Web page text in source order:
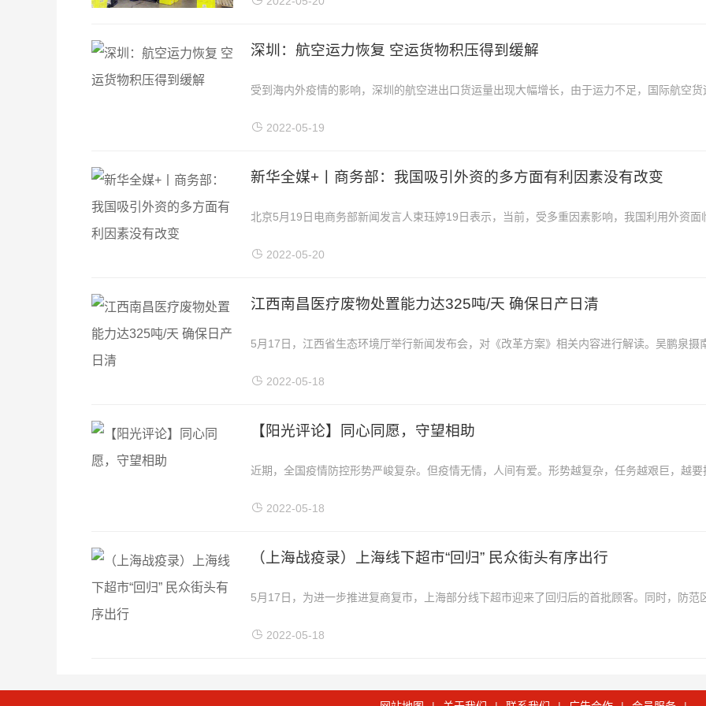
深圳：航空运力恢复 空运货物积压得到缓解
受到海内外疫情的影响，深圳的航空进出口货运量出现大幅增长，由于运力不足，国际航空货
2022-05-19
新华全媒+丨商务部：我国吸引外资的多方面有利因素没有改变
北京5月19日电商务部新闻发言人束珏婷19日表示，当前，受多重因素影响，我国利用外资面
2022-05-20
江西南昌医疗废物处置能力达325吨/天 确保日产日清
5月17日，江西省生态环境厅举行新闻发布会，对《改革方案》相关内容进行解读。吴鹏泉摄
2022-05-18
【阳光评论】同心同愿，守望相助
近期，全国疫情防控形势严峻复杂。但疫情无情，人间有爱。形势越复杂，任务越艰巨，越要
2022-05-18
（上海战疫录）上海线下超市“回归” 民众街头有序出行
5月17日，为进一步推进复商复市，上海部分线下超市迎来了回归后的首批顾客。同时，防范
2022-05-18